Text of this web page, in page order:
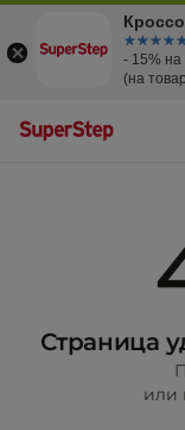
Страница
или
☆☆☆☆☆
★★★★★
- 15% на
(на